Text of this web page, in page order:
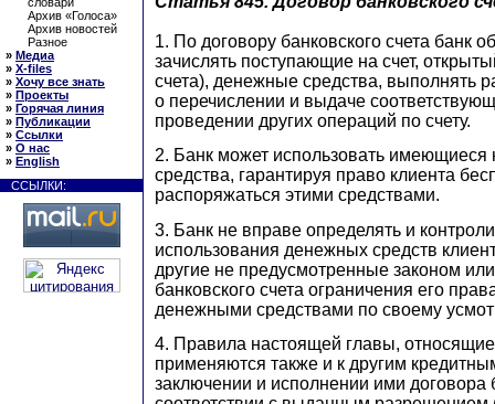
Архив «Голоса»
Архив новостей
Разное
» Медиа
» X-files
» Хочу все знать
» Проекты
» Горячая линия
» Публикации
» Ссылки
» О нас
» English
ССЫЛКИ:
1. По договору банковского счета банк
зачислять поступающие на счет,
счета), денежные средства, выполнять
о перечислении и выдаче
проведении других операций по счету.
2. Банк может использовать имеющиеся
средства, гарантируя право клиента
распоряжаться этими средствами.
3. Банк не вправе определять и
использования денежных средств
другие не предусмотренные законом
банковского счета ограничения его
денежными средствами по своему
4. Правила настоящей главы,
применяются также и к другим
заключении и исполнении ими договора